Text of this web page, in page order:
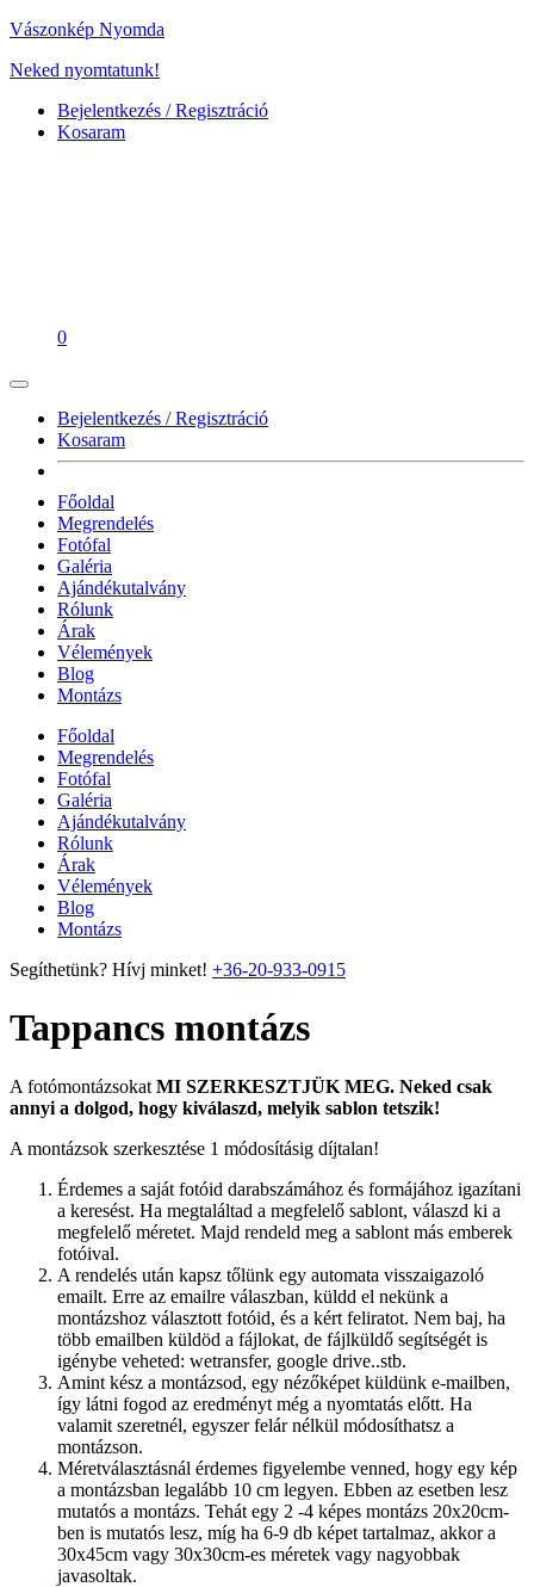
Vászonkép Nyomda
Neked nyomtatunk!
Bejelentkezés / Regisztráció
Kosaram
0
Bejelentkezés / Regisztráció
Kosaram
Főoldal
Megrendelés
Fotófal
Galéria
Ajándékutalvány
Rólunk
Árak
Vélemények
Blog
Montázs
Főoldal
Megrendelés
Fotófal
Galéria
Ajándékutalvány
Rólunk
Árak
Vélemények
Blog
Montázs
Segíthetünk? Hívj minket! +36-20-933-0915
Tappancs montázs
A fotómontázsokat MI SZERKESZTJÜK MEG. Neked csak
annyi a dolgod, hogy kiválaszd, melyik sablon tetszik!
A montázsok szerkesztése 1 módosításig díjtalan!
Érdemes a saját fotóid darabszámához és formájához igazítani
a keresést. Ha megtaláltad a megfelelő sablont, válaszd ki a
megfelelő méretet. Majd rendeld meg a sablont más emberek
fotóival.
A rendelés után kapsz tőlünk egy automata visszaigazoló
emailt. Erre az emailre válaszban, küldd el nekünk a
montázshoz választott fotóid, és a kért feliratot. Nem baj, ha
több emailben küldöd a fájlokat, de fájlküldő segítségét is
igénybe veheted: wetransfer, google drive..stb.
Amint kész a montázsod, egy nézőképet küldünk e-mailben,
így látni fogod az eredményt még a nyomtatás előtt. Ha
valamit szeretnél, egyszer felár nélkül módosíthatsz a
montázson.
Méretválasztásnál érdemes figyelembe venned, hogy egy kép
a montázsban legalább 10 cm legyen. Ebben az esetben lesz
mutatós a montázs. Tehát egy 2 -4 képes montázs 20x20cm-
ben is mutatós lesz, míg ha 6-9 db képet tartalmaz, akkor a
30x45cm vagy 30x30cm-es méretek vagy nagyobbak
javasoltak.